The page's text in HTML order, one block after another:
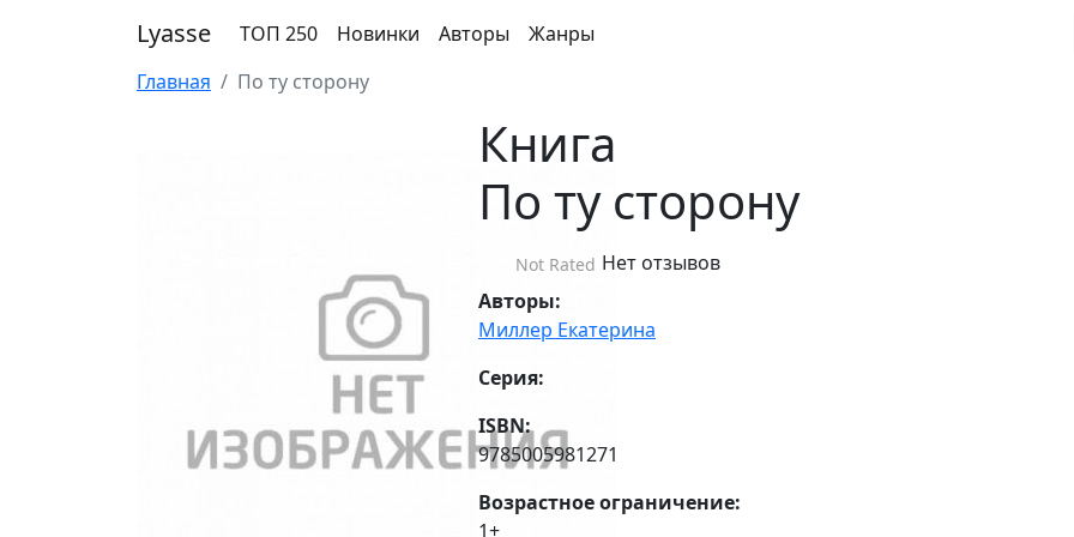
Lyasse ТОП 250 Новинки Авторы Жанры
Главная
По ту сторону
Книга
По ту сторону
Not Rated Нет отзывов
Авторы:
Миллер Екатерина
Серия:
ISBN:
9785005981271
Возрастное ограничение:
1+